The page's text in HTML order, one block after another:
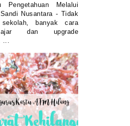
Pengetahuan Melalui
Nusantara - Tidak
banyak cara
dan upgrade